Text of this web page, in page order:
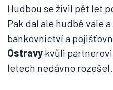
Hudbou se živil pět let
Pak dal ale hudbě vale
bankovnictví a
Ostravy kvůli
letech nedávno rozešel.